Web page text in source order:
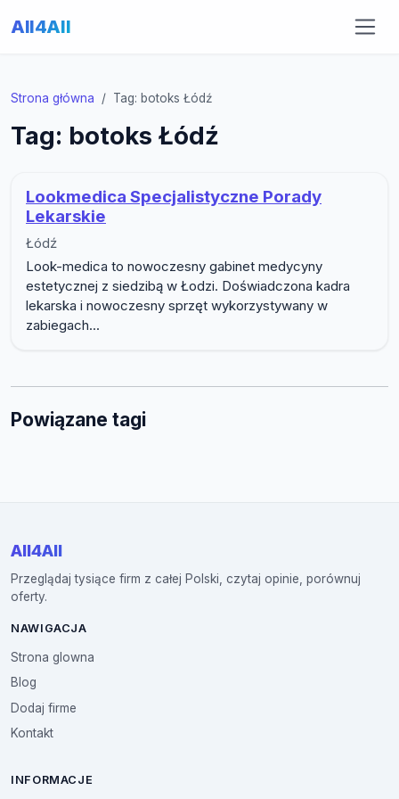
All4All
Strona główna Tag: botoks Łódź
Tag: botoks Łódź
Lookmedica Specjalistyczne Porady
Lekarskie
Łódź
Look-medica to nowoczesny gabinet medycyny
estetycznej z siedzibą w Łodzi. Doświadczona kadra
lekarska i nowoczesny sprzęt wykorzystywany w
zabiegach...
Powiązane tagi
All4All
Przeglądaj tysiące firm z całej Polski, czytaj opinie, porównuj
oferty.
NAWIGACJA
Strona glowna
Blog
Dodaj firme
Kontakt
INFORMACJE